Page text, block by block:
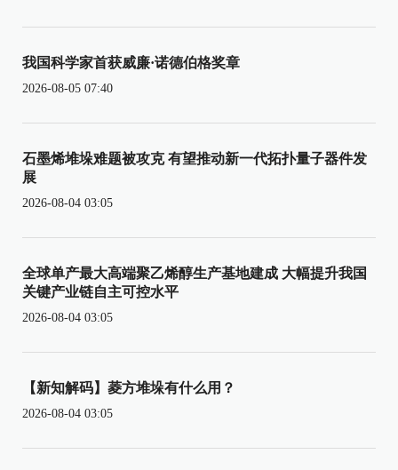
我国科学家首获威廉·诺德伯格奖章
2026-08-05 07:40
石墨烯堆垛难题被攻克 有望推动新一代拓扑量子器件发
展
2026-08-04 03:05
全球单产最大高端聚乙烯醇生产基地建成 大幅提升我国
关键产业链自主可控水平
2026-08-04 03:05
【新知解码】菱方堆垛有什么用？
2026-08-04 03:05